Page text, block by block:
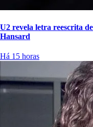
U2 revela letra reescrita
Hansard
Há 15 horas